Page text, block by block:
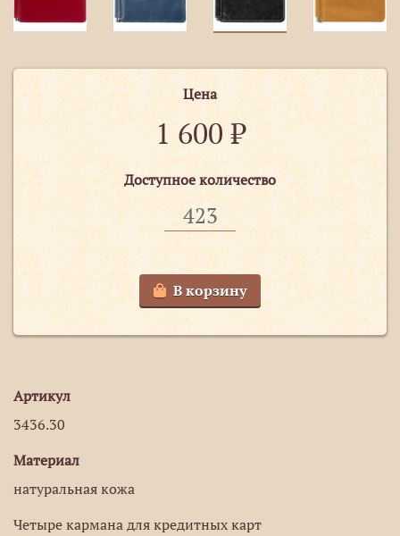
Цена
1 600₽
Доступное количество
В корзину
Артикул
3436.30
Материал
натуральная кожа
Четыре кармана для кредитных карт